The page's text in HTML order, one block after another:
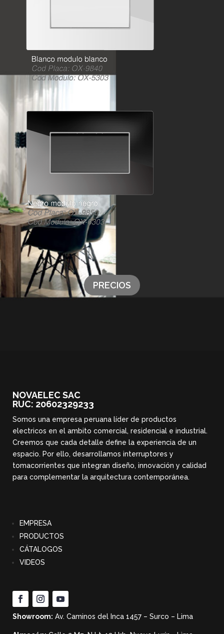
PRECIOS
NOVAELEC SAC
RUC: 20602329233
Somos una empresa peruana líder de productos
electricos en el ambito comercial, residencial e industrial.
Creemos que cada detalle define la experiencia de un
espacio. Por ello, desarrollamos interruptores y
tomacorrientes que integran diseño, innovación y calidad
para complementar la arquitectura contemporánea.
EMPRESA
PRODUCTOS
CÁTALOGOS
VIDEOS
Showroom: Av. Caminos del Inca 1457 – Surco – Lima